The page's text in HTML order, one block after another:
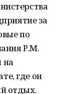
за
по
Р.М.
на
где он
отдых.